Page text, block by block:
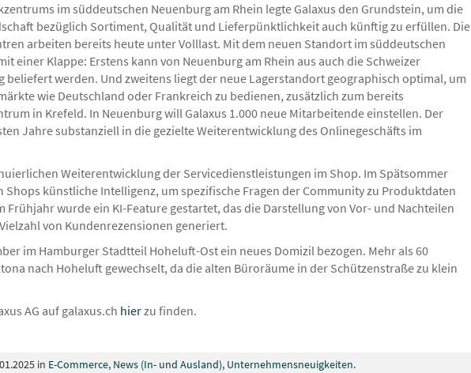
im süddeutschen Neuenburg am Rhein legte Galaxus den Grundstein, um die
bezüglich Sortiment, Qualität und Lieferpünktlichkeit auch künftig zu erfüllen. Die
arbeiten bereits heute unter Volllast. Mit dem neuen Standort im süddeutschen
einer Klappe: Erstens kann von Neuenburg am Rhein aus auch die Schweizer
beliefert werden. Und zweitens liegt der neue Lagerstandort geographisch optimal, um
wie Deutschland oder Frankreich zu bedienen, zusätzlich zum bereits
in Krefeld. In Neuenburg will Galaxus 1.000 neue Mitarbeitende einstellen. Der
Jahre substanziell in die gezielte Weiterentwicklung des Onlinegeschäfts im
Weiterentwicklung der Servicedienstleistungen im Shop. Im Spätsommer
künstliche Intelligenz, um spezifische Fragen der Community zu Produktdaten
wurde ein KI-Feature gestartet, das die Darstellung von Vor- und Nachteilen
von Kundenrezensionen generiert.
im Hamburger Stadtteil Hoheluft-Ost ein neues Domizil bezogen. Mehr als 60
nach Hoheluft gewechselt, da die alten Büroräume in der Schützenstraße zu klein
AG auf galaxus.ch hierzu finden.
in E-Commerce, News (In- und Ausland), Unternehmensneuigkeiten.